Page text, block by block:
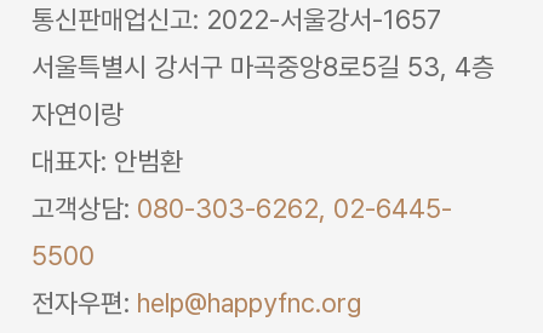
통신판매업신고: 2022-서울강서-1657
서울특별시 강서구 마곡중앙8로5길 53, 4층
자연이랑
대표자: 안범환
고객상담: 080-303-6262, 02-6445-
5500
전자우편: help@happyfnc.org